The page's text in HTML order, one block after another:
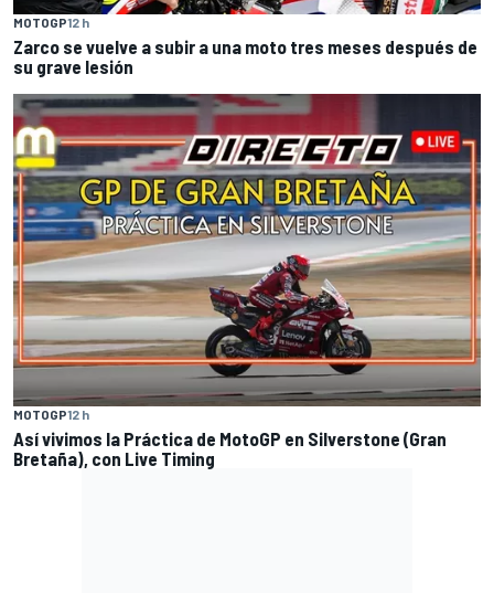
MOTOGP12 h
Zarco se vuelve a subir a una moto tres meses después de
su grave lesión
MOTOGP12 h
Así vivimos la Práctica de MotoGP en Silverstone (Gran
Bretaña), con Live Timing